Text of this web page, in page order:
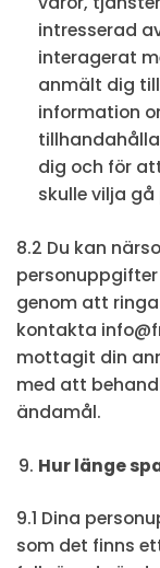
intresserad
interagerat
anmält dig
information
dig och för
skulle vilja gå
8.2 Du kan
genom att
kontakta
mottagit din
med att
ändamål.
Hur länge
9.1 Dina
som det finns